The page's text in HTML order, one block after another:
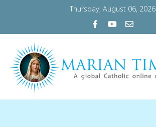
Thursday, August 06, 2026